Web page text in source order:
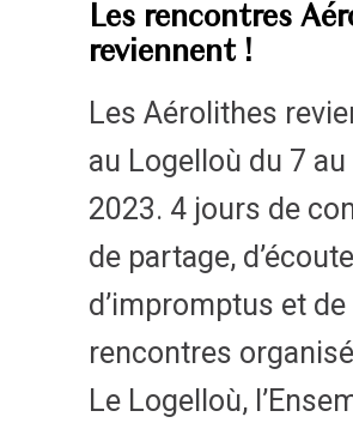
Les rencontres
reviennent !
Les Aérolithes
au Logelloù du 7
2023. 4 jours de
de partage,
d’impromptus et de
rencontres
Le Logelloù,